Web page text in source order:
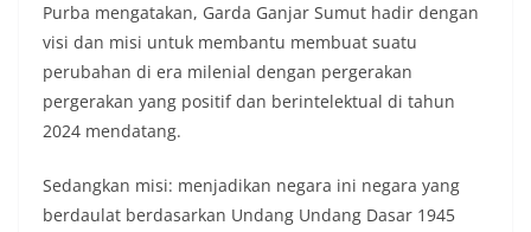
Purba mengatakan, Garda Ganjar Sumut hadir dengan
visi dan misi untuk membantu membuat suatu
perubahan di era milenial dengan pergerakan
pergerakan yang positif dan berintelektual di tahun
2024 mendatang.
Sedangkan misi: menjadikan negara ini negara yang
berdaulat berdasarkan Undang Undang Dasar 1945